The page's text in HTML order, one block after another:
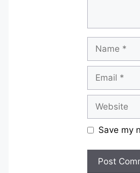
Name
Email
Website
Save my